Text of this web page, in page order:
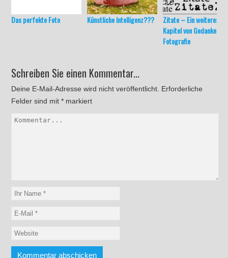
Das perfekte Foto Künstliche Intelligenz???
Zitate – Ein weiteres
Kapitel von Gedanken
Fotografie
Schreiben Sie einen Kommentar...
Deine E-Mail-Adresse wird nicht veröffentlicht. Erforderliche
Felder sind mit* markiert